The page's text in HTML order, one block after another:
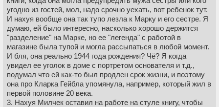
угодно из гостей, мол, надо срочно уехать, вот ребенок тут.
И нахуя вообще она так тупо лезла к Марку и его сестре. Я
думаю, ей было интересно, насколько хорошо держится
"разделение" на Марке, но ее "легенда" с работой в
магазине была тупой и могла рассыпаться в любой момент.
И бля, она реально 1944 года рождения? Чё? Я когда
увидел ее уголок в доме с портретом основателя и т.д.,
подумал что ей как-то был продлен срок жизни, и поэтому
она про Кларка Гейбла упомянула, например, который жил в
первой половине 20 века.
3. Нахуя Милчек оставил на работе на стуле книгу, чтобы